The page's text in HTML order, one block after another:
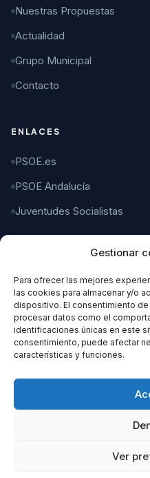
Gestionar
Para ofrecer las mejores
las cookies para almacenar y/o
dispositivo. El consentimiento
procesar datos como el
identificaciones únicas en este
consentimiento, puede afectar
características y funciones.
Ver
Nuestras Propuestas
Actualidad
Grupo Municipal
Contacto
ENLACES
PSOE.es
PSOE Andalucía
Juventudes Socialistas
C/ Gaspar del Pino, 4
11004 Cádiz
956 21 21 21
© 2026 PSOE Cádiz.